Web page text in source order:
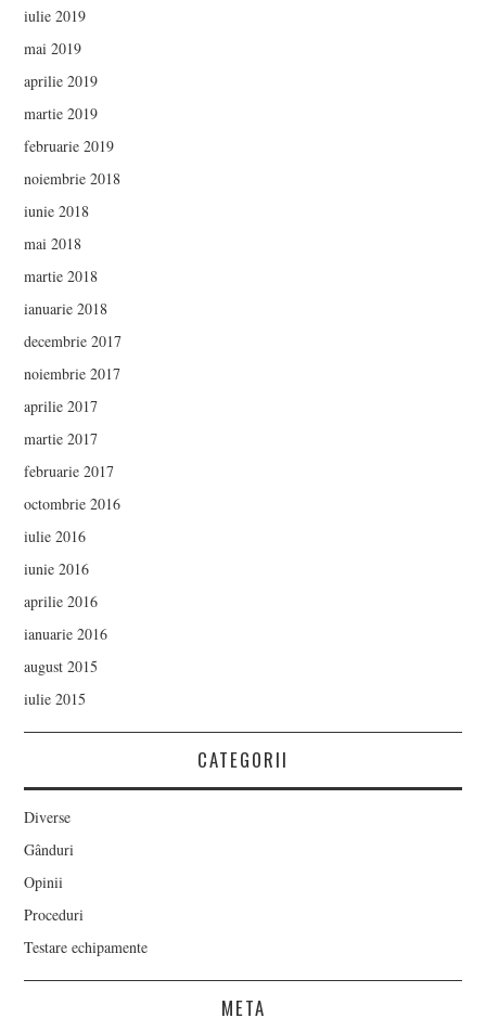
iulie 2019
mai 2019
aprilie 2019
martie 2019
februarie 2019
noiembrie 2018
iunie 2018
mai 2018
martie 2018
ianuarie 2018
decembrie 2017
noiembrie 2017
aprilie 2017
martie 2017
februarie 2017
octombrie 2016
iulie 2016
iunie 2016
aprilie 2016
ianuarie 2016
august 2015
iulie 2015
CATEGORII
Diverse
Gânduri
Opinii
Proceduri
Testare echipamente
META